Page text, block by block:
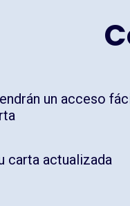
un acceso
carta actualizada